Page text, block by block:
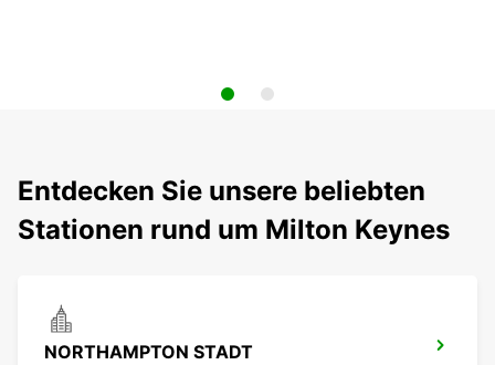
Entdecken Sie unsere beliebten
Stationen rund um Milton Keynes
NORTHAMPTON STADT